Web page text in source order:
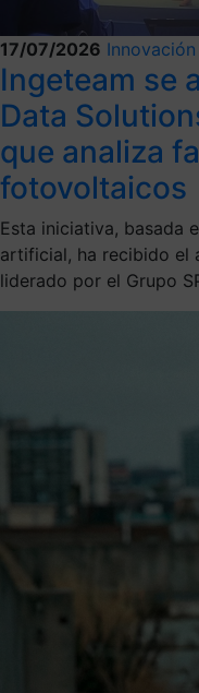
17/07/2026 Innovación
Ingeteam se
Data
que analiza
fotovoltaicos
Esta iniciativa, basada
artificial, ha recibido el
liderado por el Grupo